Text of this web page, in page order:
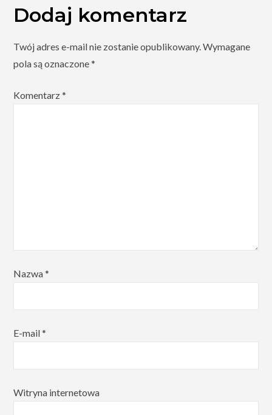
Dodaj komentarz
Twój adres e-mail nie zostanie opublikowany. Wymagane
pola są oznaczone*
Komentarz*
Nazwa*
E-mail*
Witryna internetowa